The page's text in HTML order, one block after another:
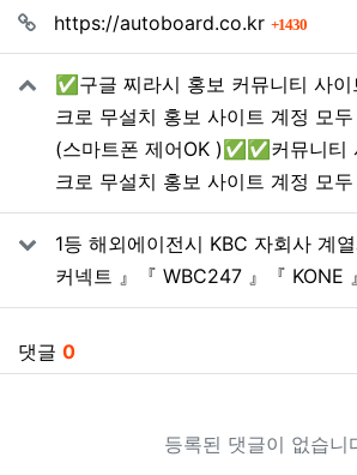
https://autoboard.co.kr
1430회 연결
✅구글 찌라시 홍보 커뮤니티 사
크로 무설치 홍보 사이트 계정 모
(스마트폰 제어OK )✅✅커뮤니티
크로 무설치 홍보 사이트 계정 모두
1등 해외에이전시 KBC 자회사 계
커넥트 』『 WBC247 』『 KONE 』
댓글 0
등록된 댓글이 없습니